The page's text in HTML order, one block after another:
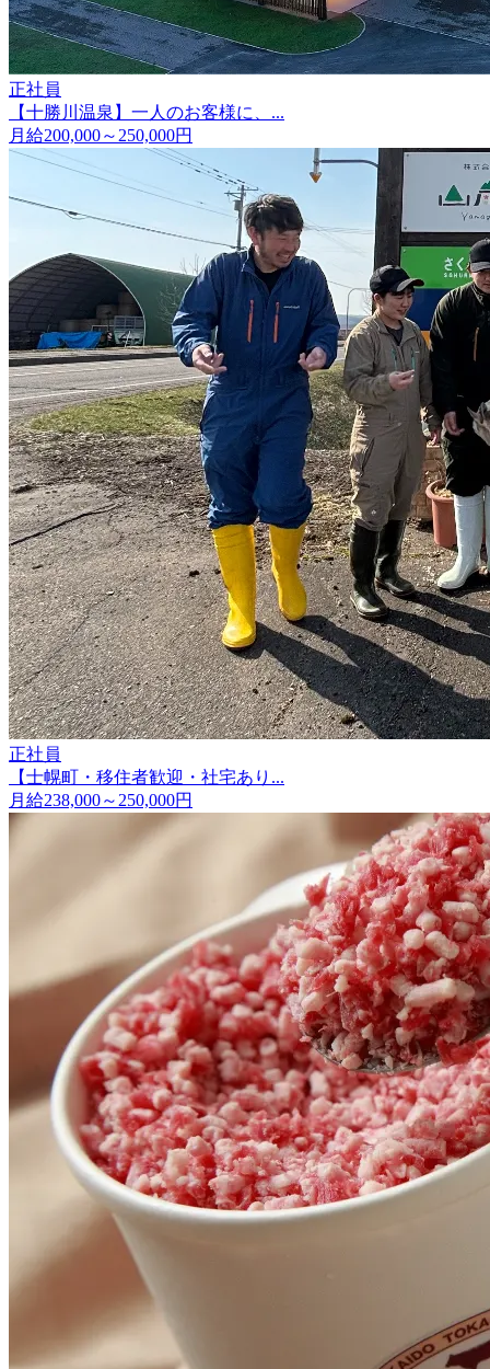
正社員
【十勝川温泉】一人のお客様に、...
月給200,000～250,000円
正社員
【士幌町・移住者歓迎・社宅あり...
月給238,000～250,000円